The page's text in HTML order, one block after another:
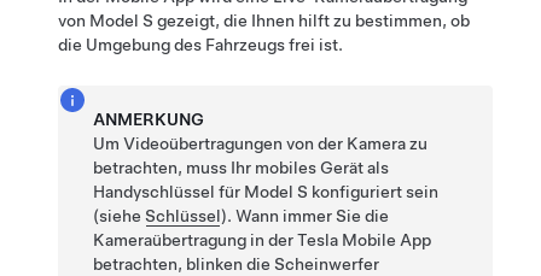
von Model S gezeigt, die Ihnen hilft zu bestimmen, ob
die Umgebung des Fahrzeugs frei ist.
ANMERKUNG
Um Videoübertragungen von der Kamera zu
betrachten, muss Ihr mobiles Gerät als
Handyschlüssel für Model S konfiguriert sein
(sieheSchlüssel). Wann immer Sie die
Kameraübertragung in der Tesla Mobile App
betrachten, blinken die Scheinwerfer